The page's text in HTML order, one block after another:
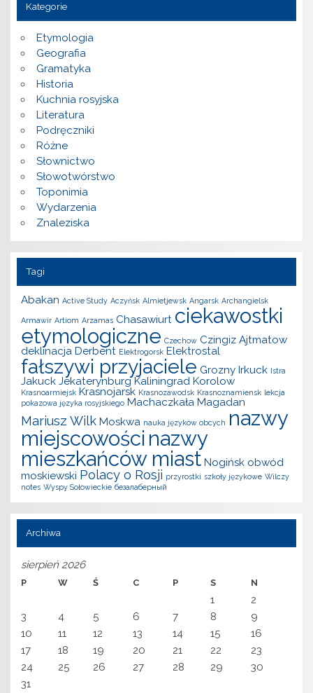
Kategorie
Etymologia
Geografia
Gramatyka
Historia
Kuchnia rosyjska
Literatura
Podręczniki
Różne
Słownictwo
Słowotwórstwo
Toponimia
Wydarzenia
Znaleziska
Tagi
Abakan Active Study Aczyńsk Almietjewsk Angarsk Archangielsk
Armawir Artiom Arzamas Chasawiurt ciekawostki
etymologiczne Czechow Czingiz Ajtmatow
deklinacja Derbent Elektrogorsk Elektrostal
fałszywi przyjaciele Grozny Irkuck Istra
Jakuck Jekaterynburg Kaliningrad Korolow
Krasnoarmiejsk Krasnojarsk Krasnozawodsk Krasnoznamiensk lekcja
pokazowa języka rosyjskiego Machaczkała Magadan
Mariusz Wilk Moskwa nauka języków obcych nazwy
miejscowości nazwy
mieszkańców miast Nogińsk obwód
moskiewski Polacy o Rosji przyrostki szkoły językowe Wilczy
notes Wyspy Sołowieckie безалаберный
Archiwa
sierpień 2026
P W Ś C P S N
1
2
3
4 5 6 7 8
9
10
11 12 13 14 15
16
17
18 19 20 21 22
23
24
25 26 27 28 29
30
31